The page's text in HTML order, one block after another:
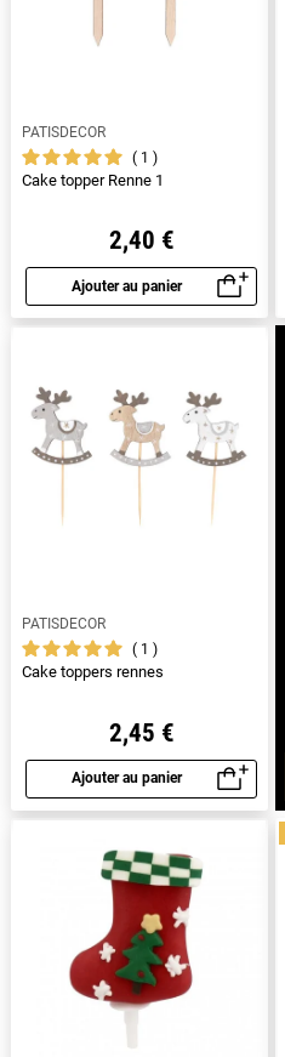
PATISDECOR
1
Cake topper Renne 1
2,40 €
Ajouter au panier
Aperçu rapide
PATISDECOR
1
Cake toppers rennes
2,45 €
Ajouter au panier
Aperçu rapide